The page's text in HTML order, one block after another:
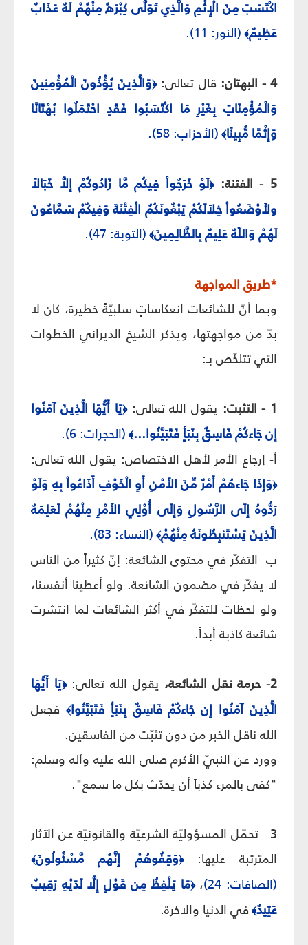
اكْتَسَبَ مِنَ الْإِثْمِ وَالَّذِي تَوَلَّى كِبْرَهُ مِنْهُمْ لَهُ عَذَابٌ
عَظِيمٌ﴾ (النور: 11).
4 - البهتان: قال تعالى:﴿وَالَّذِينَ يُؤْذُونَ الْمُؤْمِنِينَ
وَالْمُؤْمِنَاتِ بِغَيْرِ مَا اكْتَسَبُوا فَقَدِ احْتَمَلُوا بُهْتَانًا
وَإِثْمًا مُّبِينًا﴾ (الأحزاب: 58).
5 - الفتنة: ﴿لَوْ خَرَجُواْ فِيكُم مَّا زَادُوكُمْ إِلاَّ خَبَالاً
ولأَوْضَعُواْ خِلاَلَكُمْ يَبْغُونَكُمُ الْفِتْنَةَ وَفِيكُمْ سَمَّاعُونَ
لَهُمْ وَاللّهُ عَلِيمٌ بِالظَّالِمِينَ﴾ (التوبة: 47).
*طريق المواجهة
وبما أنّ للشائعات انعكاساتٍ سلبيّةً خطيرة، كان لا
بدّ من مواجهتها، ويذكر الشيخ الديراني الخطوات
التي تتلخّص بـ:
1 - التثبت: يقول الله تعالى:﴿يَا أَيُّهَا الَّذِينَ آمَنُوا
إِن جَاءكُمْ فَاسِقٌ بِنَبَأٍ فَتَبَيَّنُوا...﴾ (الحجرات: 6).
أ- إرجاع الأمر لأهل الاختصاص: يقول الله تعالى:
﴿وَإِذَا جَاءهُمْ أَمْرٌ مِّنَ الأَمْنِ أَوِ الْخَوْفِ أَذَاعُواْ بِهِ وَلَوْ
رَدُّوهُ إِلَى الرَّسُولِ وَإِلَى أُوْلِي الأَمْرِ مِنْهُمْ لَعَلِمَهُ
الَّذِينَ يَسْتَنبِطُونَهُ مِنْهُمْ﴾ (النساء: 83).
ب- التفكّر في محتوى الشائعة: إنّ كثيراً من الناس
لا يفكّر في مضمون الشائعة. ولو أعطينا أنفسنا،
ولو لحظات للتفكّر في أكثر الشائعات لما انتشرت
شائعة كاذبة أبداً.
2‌- حرمة نقل الشائعة، يقول الله تعالى:﴿يَا أَيُّهَا
الَّذِينَ آمَنُوا إِن جَاءكُمْ فَاسِقٌ بِنَبَأٍ فَتَبَيَّنُوا﴾ فجعلَ
الله ناقل الخبر من دون تثبّت من الفاسقين.
وورد عن النبيّ الأكرم صلى الله عليه وآله وسلم:
"كفى بالمرء كذباً أن يحدّث بكل ما سمع".
3 - تحمّل المسؤوليّة الشرعيّة والقانونيّة عن الآثار
المترتبة عليها:﴿وَقِفُوهُمْ إِنَّهُم مَّسْئُولُونَ﴾
(الصافات: 24) ،﴿مَا يَلْفِظُ مِن قَوْلٍ إِلَّا لَدَيْهِ رَقِيبٌ
عَتِيدٌ﴾ في الدنيا والاخرة.